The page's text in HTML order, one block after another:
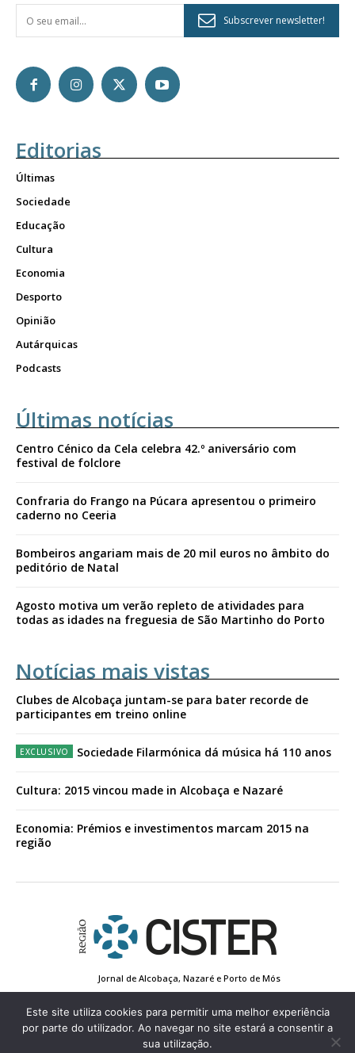
Subscrever newsletter!
Editorias
Últimas
Sociedade
Educação
Cultura
Economia
Desporto
Opinião
Autárquicas
Podcasts
Últimas notícias
Centro Cénico da Cela celebra 42.º aniversário com
festival de folclore
Confraria do Frango na Púcara apresentou o primeiro
caderno no Ceeria
Bombeiros angariam mais de 20 mil euros no âmbito do
peditório de Natal
Agosto motiva um verão repleto de atividades para
todas as idades na freguesia de São Martinho do Porto
Notícias mais vistas
Clubes de Alcobaça juntam-se para bater recorde de
participantes em treino online
Sociedade Filarmónica dá música há 110 anos
Cultura: 2015 vincou made in Alcobaça e Nazaré
Economia: Prémios e investimentos marcam 2015 na
região
Jornal de Alcobaça, Nazaré e Porto de Mós
Estatuto Editorial
Contactos
Política de Privacidade
Conta de Registo
Edição Impressa
Este site utiliza cookies para permitir uma melhor experiência
por parte do utilizador. Ao navegar no site estará a consentir a
sua utilização.